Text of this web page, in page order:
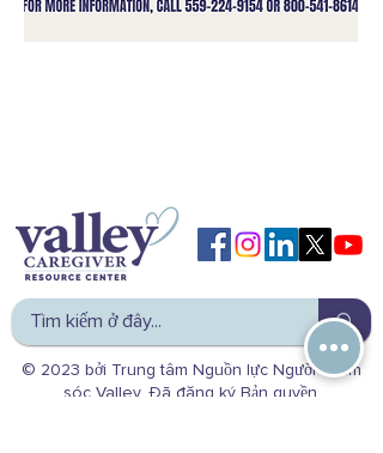
© 2023 bởi Trung tâm Nguồn lực Người chăm
sóc Valley. Đã đăng ký Bản quyền.